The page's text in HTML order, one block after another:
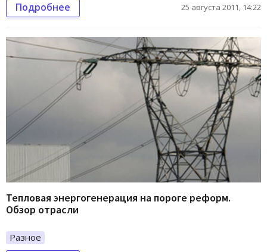
Подробнее 25 августа 2011, 14:22
Тепловая энергогенерация на пороге реформ.
Обзор отрасли
Разное